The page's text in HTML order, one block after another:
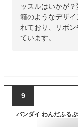
ッスルはいかが
箱のようなデザ
れており、リボ
ています。
9